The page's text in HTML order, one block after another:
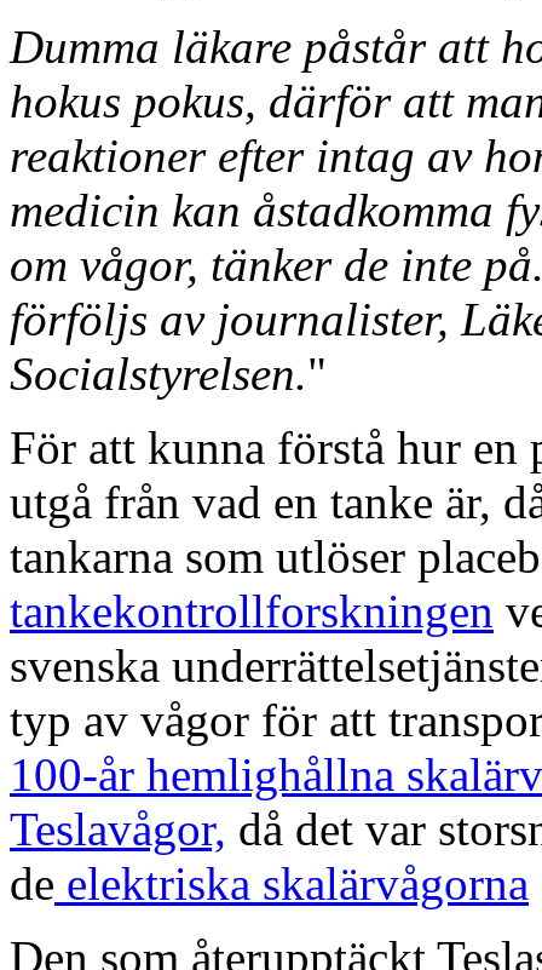
Dumma läkare påstår att
hokus pokus, därför att
reaktioner efter intag av
medicin kan åstadkomma
om vågor, tänker de inte
förföljs av journalister,
Socialstyrelsen."
För att kunna förstå hur en
utgå från vad en tanke är,
tankarna som utlöser
tankekontrollforskningen
svenska
typ av vågor för att
100-år hemlighållna
Teslavågor, då det var
de elektriska skalärvågorna
Den som återupptäckt